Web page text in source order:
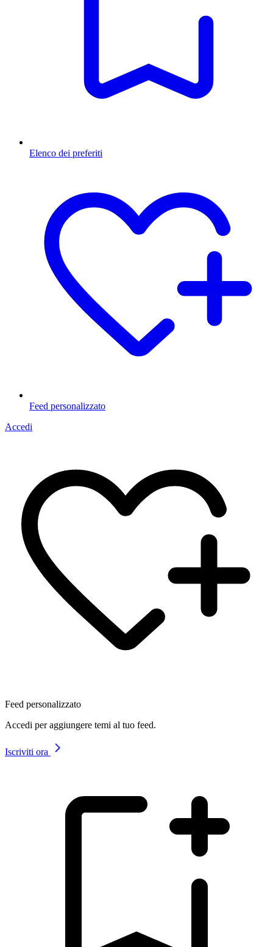
Elenco dei preferiti
Feed personalizzato
Accedi
Feed personalizzato
Accedi per aggiungere temi al tuo feed.
Iscriviti ora